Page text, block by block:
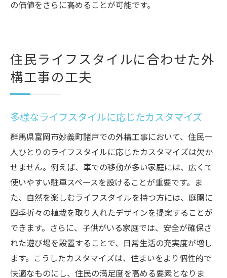
の価値をさらに高めることが可能です。
住民ライフスタイルに合わせた外
構工事の工夫
多様なライフスタイルに応じたカスタマイズ
群馬県富岡市妙義町諸戸での外構工事において、住民一
人ひとりのライフスタイルに応じたカスタマイズは欠か
せません。例えば、車での移動が多い家庭には、広くて
使いやすい駐車スペースを設けることが重要です。ま
た、自然を楽しむライフスタイルを持つ方には、庭園に
四季折々の植栽を取り入れたデザインを提案することが
できます。さらに、子供がいる家庭では、安全が確保さ
れた遊び場を設置することで、日常生活の充実度が増し
ます。こうしたカスタマイズは、住まいをより個性的で
快適なものにし、住民の満足度を高める要素となりま